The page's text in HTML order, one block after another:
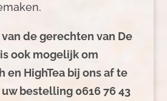
de gerechten van De
ook mogelijk om
en HighTea bij ons af te
bestelling 0616 76 43